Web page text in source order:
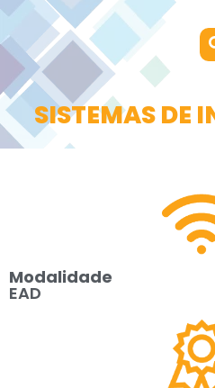
SISTEMAS DE
Modalidade
EAD